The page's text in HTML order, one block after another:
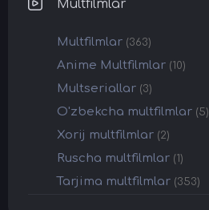
Multfilmlar
Multfilmlar (363)
Anime Multfilmlar (10)
Multseriallar (3)
O'zbekcha multfilmlar (5)
Xorij multfilmlar (2)
Ruscha multfilmlar (1)
Tarjima multfilmlar (353)